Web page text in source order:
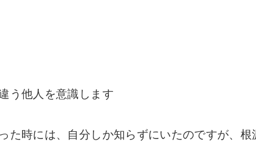
う他人を意識します
た時には、自分しか知らずにいたのですが、根